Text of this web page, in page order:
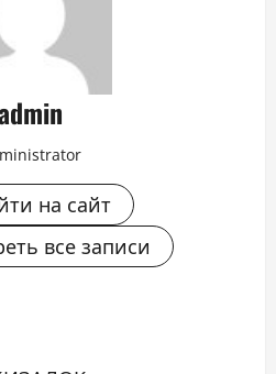
на сайт
все записи